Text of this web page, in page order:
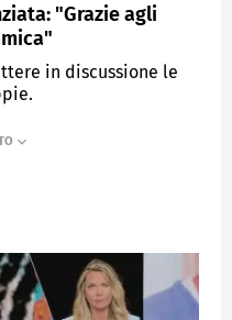
"Grazie agli
in discussione le